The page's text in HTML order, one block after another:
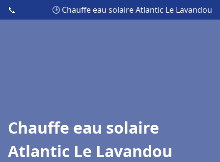
📞 🕒 Chauffe eau solaire Atlantic Le Lavandou
Chauffe eau solaire
Atlantic Le Lavandou